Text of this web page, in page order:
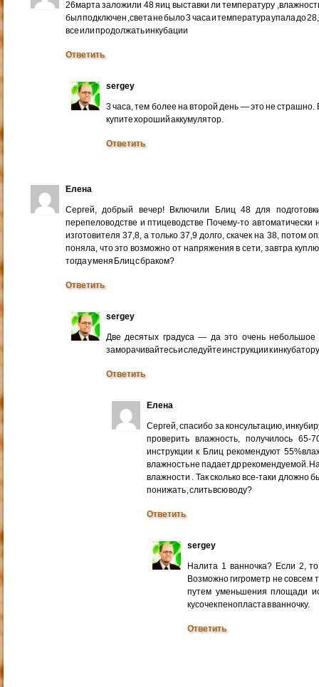
26марта заложили 48 яиц выставки ли температуру
был подключен ,света не было 3 часа и температура упала до
все или продолжать инкубации
Ответить
sergey
3 часа, тем более на второй день — это не
купите хороший аккумулятор.
Ответить
Елена
Сергей, добрый вечер! Включили Блиц 48 для
перепеловодстве и птицеводстве Почему-то автоматически
изготовителя 37,8, а только 37,9 долго, скачек на 38, потом
поняла, что это возможно от напряжения в сети, завтра
тогда у меня Блиц с браком?
Ответить
sergey
Две десятых градуса — да это очень
заморачивайтесь и следуйте инструкции к
Ответить
Елена
Сергей, спасибо за консультацию,
проверить влажность, получилось
инструкции к Блиц рекомендуют
влажность не падает др рекомендуемой.
влажности . Так сколько все-таки дложно
понижать , слить всю воду?
Ответить
sergey
Налита 1 ванночка? Если 2,
Возможно гигрометр не
путем уменьшения площади
кусочек пенопласта в ванночку.
Ответить